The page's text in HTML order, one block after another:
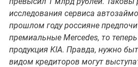
исследования сервиса
прошлом году россияне
премиальные Mercedes, то
продукция KIA. Правда, нужно
видом кредиторов могут